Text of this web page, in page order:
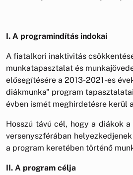
I. A programindítás indokai
A fiatalkori inaktivitás
munkatapasztalat és
elősegítésére a 2013-2021-es
diákmunka" program
évben ismét meghirdetésre kerül
Hosszú távú cél, hogy a diákok
versenyszférában
a program keretében történő
II. A program célja